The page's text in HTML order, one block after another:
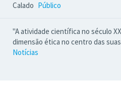
Calado Público
"A atividade científica no século
dimensão ética no centro das
Notícias